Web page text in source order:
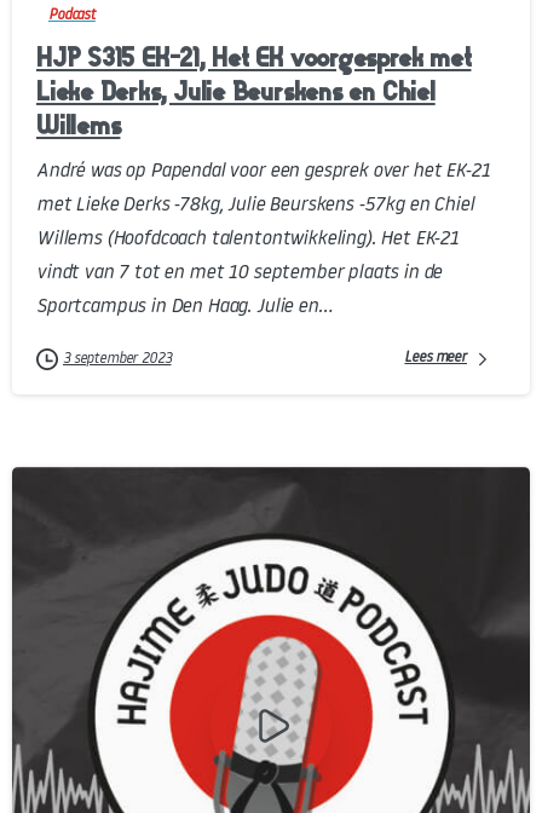
Podcast
HJP S315 EK-21, Het EK voorgesprek met
Lieke Derks, Julie Beurskens en Chiel
Willems
André was op Papendal voor een gesprek over het EK-21
met Lieke Derks -78kg, Julie Beurskens -57kg en Chiel
Willems (Hoofdcoach talentontwikkeling). Het EK-21
vindt van 7 tot en met 10 september plaats in de
Sportcampus in Den Haag. Julie en...
3 september 2023 Lees meer